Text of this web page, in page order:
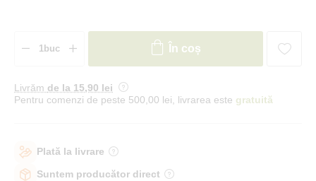
În coș
Livrăm de la 15,90 lei
Pentru comenzi de peste 500,00 lei, livrarea este gratuită
Plată la livrare
Suntem producător direct